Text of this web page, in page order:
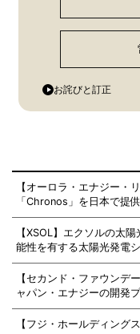
お詫びと訂正
【オーロラ・エナジー・
「Chronos」を日本で提
【XSOL】エクソルの太
能性を有する太陽光発電
【セカンド・ファウンデ
ャパン・エナジーの開発
【フジ・ホールディング